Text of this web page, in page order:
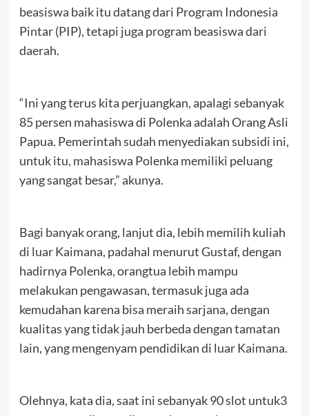
beasiswa baik itu datang dari Program Indonesia
Pintar (PIP), tetapi juga program beasiswa dari
daerah.
“Ini yang terus kita perjuangkan, apalagi sebanyak
85 persen mahasiswa di Polenka adalah Orang Asli
Papua. Pemerintah sudah menyediakan subsidi ini,
untuk itu, mahasiswa Polenka memiliki peluang
yang sangat besar,” akunya.
Bagi banyak orang, lanjut dia, lebih memilih kuliah
di luar Kaimana, padahal menurut Gustaf, dengan
hadirnya Polenka, orangtua lebih mampu
melakukan pengawasan, termasuk juga ada
kemudahan karena bisa meraih sarjana, dengan
kualitas yang tidak jauh berbeda dengan tamatan
lain, yang mengenyam pendidikan di luar Kaimana.
Olehnya, kata dia, saat ini sebanyak 90 slot untuk3